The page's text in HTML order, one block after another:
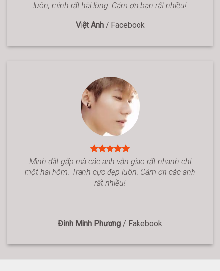
luôn, mình rất hài lòng. Cảm ơn bạn rất nhiều!
Việt Anh / Facebook
Mình đặt gấp mà các anh vẫn giao rất nhanh chỉ
một hai hôm. Tranh cực đẹp luôn. Cảm ơn các anh
rất nhiều!
Đinh Minh Phương / Fakebook